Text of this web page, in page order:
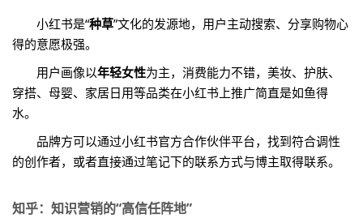
小红书是“种草”文化的发源地，用户主动搜索、分享购物心
得的意愿极强。
用户画像以年轻女性为主，消费能力不错，美妆、护肤、
穿搭、母婴、家居日用等品类在小红书上推广简直是如鱼得
水。
品牌方可以通过小红书官方合作伙伴平台，找到符合调性
的创作者，或者直接通过笔记下的联系方式与博主取得联系。
知乎：知识营销的“高信任阵地”